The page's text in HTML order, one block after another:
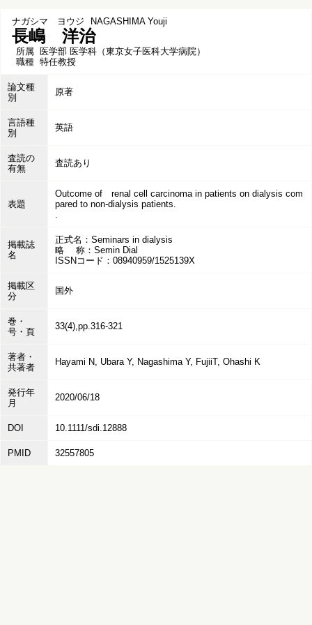
ナガシマ ヨウジ NAGASHIMA Youji
長嶋 洋治
所属 医学部 医学科（東京女子医科大学病院）
職種 特任教授
論文種
別
原著
言語種
別
英語
査読の
有無
査読あり
表題
Outcome of renal cell carcinoma in patients on dialysis com
pared to non-dialysis patients.
.
掲載誌
名
正式名：Seminars in dialysis
略 称：Semin Dial
ISSNコード：08940959/1525139X
掲載区
分
国外
巻・
号・頁
33(4),pp.316-321
著者・
共著者
Hayami N, Ubara Y, Nagashima Y, FujiiT, Ohashi K
発行年
月
2020/06/18
DOI 10.1111/sdi.12888
PMID 32557805